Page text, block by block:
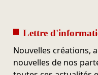
Lettre
Nouvelles créations,
nouvelles de nos